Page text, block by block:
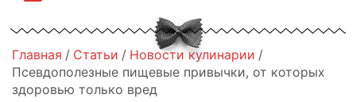
Главная Статьи
Новости кулинарии
Псевдополезные пищевые привычки, от которых
здоровью только вред